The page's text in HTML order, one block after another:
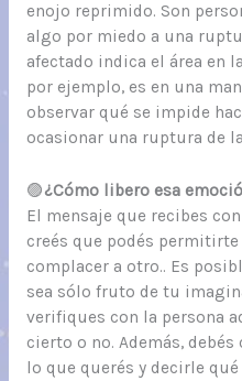
enojo reprimido. Son
algo por miedo a una
afectado indica el área en
por ejemplo, es en una
observar qué se impide
ocasionar una ruptura de
🟣¿Cómo libero esa
El mensaje que recibes
creés que podés
complacer a otro.. Es
sea sólo fruto de tu
verifiques con la persona
cierto o no. Además,
lo que querés y decirle